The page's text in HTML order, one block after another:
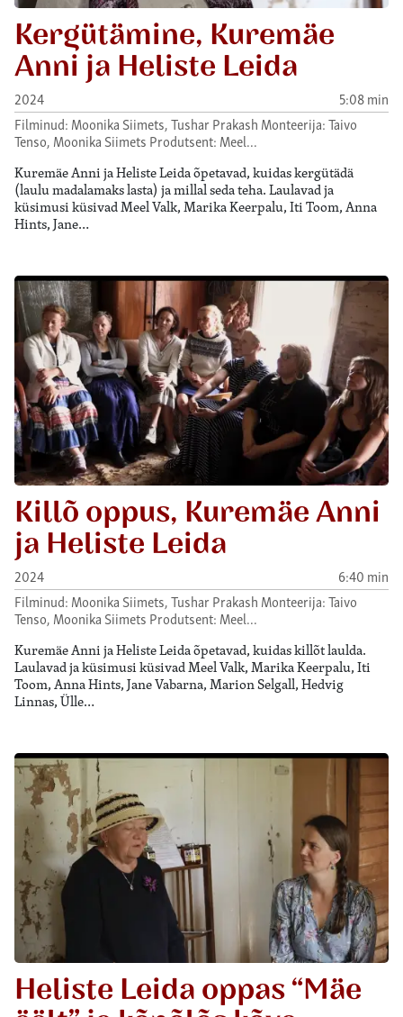
Kergütämine, Kuremäe
Anni ja Heliste Leida
2024
5:08 min
Filminud: Moonika Siimets, Tushar Prakash Monteerija: Taivo
Tenso, Moonika Siimets Produtsent: Meel…
Kuremäe Anni ja Heliste Leida õpetavad, kuidas kergütädä
(laulu madalamaks lasta) ja millal seda teha. Laulavad ja
küsimusi küsivad Meel Valk, Marika Keerpalu, Iti Toom, Anna
Hints, Jane…
Killõ oppus, Kuremäe Anni
ja Heliste Leida
2024
6:40 min
Filminud: Moonika Siimets, Tushar Prakash Monteerija: Taivo
Tenso, Moonika Siimets Produtsent: Meel…
Kuremäe Anni ja Heliste Leida õpetavad, kuidas killõt laulda.
Laulavad ja küsimusi küsivad Meel Valk, Marika Keerpalu, Iti
Toom, Anna Hints, Jane Vabarna, Marion Selgall, Hedvig
Linnas, Ülle…
Heliste Leida oppas “Mäe